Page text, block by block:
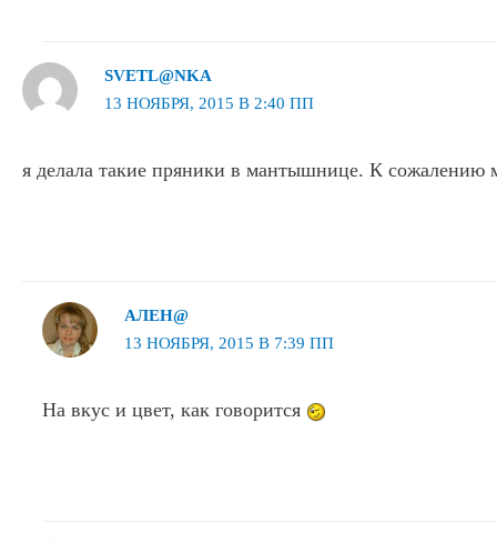
SVETL@NKA
13 НОЯБРЯ, 2015 В 2:40 ПП
я делала такие пряники в мантышнице. К сожалению
АЛЕН@
13 НОЯБРЯ, 2015 В 7:39 ПП
На вкус и цвет, как говорится